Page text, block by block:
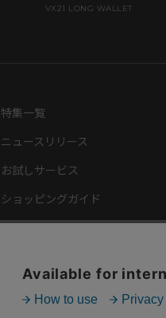
VX21 LONG WALLET
特集一覧
ニュースリリース
お試しサービス
ショッピングガイド